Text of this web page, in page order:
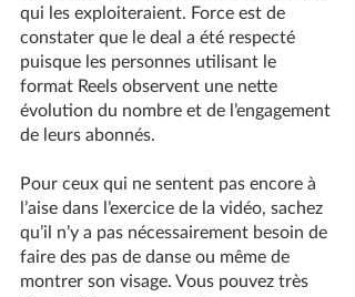
qui les exploiteraient. Force est de
constater que le deal a été respecté
puisque les personnes utilisant le
format Reels observent une nette
évolution du nombre et de l’engagement
de leurs abonnés.
Pour ceux qui ne sentent pas encore à
l’aise dans l’exercice de la vidéo, sachez
qu’il n’y a pas nécessairement besoin de
faire des pas de danse ou même de
montrer son visage. Vous pouvez très